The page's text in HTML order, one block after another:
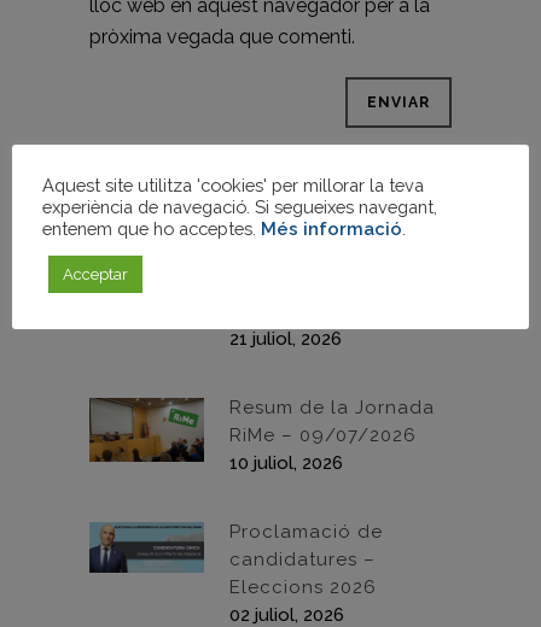
lloc web en aquest navegador per a la
pròxima vegada que comenti.
ENTRADES RECENTS
Josep Antoni Martínez
21 juliol, 2026
Resum de la Jornada
RiMe – 09/07/2026
10 juliol, 2026
Proclamació de
candidatures –
Eleccions 2026
02 juliol, 2026
Aquest site utilitza 'cookies' per millorar la teva
experiència de navegació. Si segueixes navegant,
entenem que ho acceptes. Més informació
Acceptar